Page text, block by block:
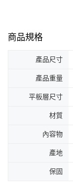
商品規格
產品尺寸
產品重量
平板層尺寸
材質
內容物
產地
保固